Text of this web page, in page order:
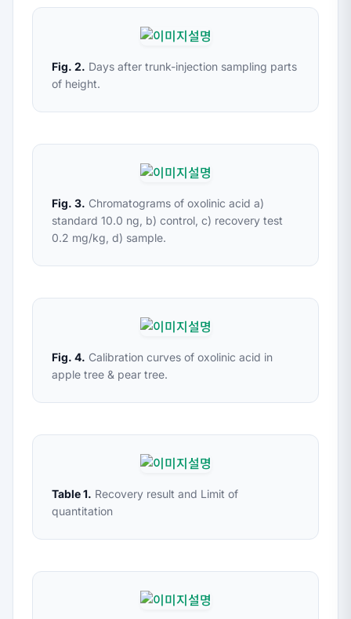
Fig. 2. Days after trunk-injection sampling parts
of height.
Fig. 3. Chromatograms of oxolinic acid a)
standard 10.0 ng, b) control, c) recovery test
0.2 mg/kg, d) sample.
Fig. 4. Calibration curves of oxolinic acid in
apple tree & pear tree.
Table 1. Recovery result and Limit of
quantitation